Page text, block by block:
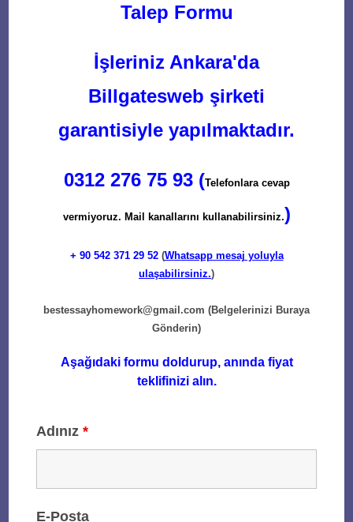
Talep Formu
İşleriniz Ankara'da
Billgatesweb şirketi
garantisiyle yapılmaktadır.
0312 276 75 93 (Telefonlara cevap
vermiyoruz. Mail kanallarını kullanabilirsiniz.)
+ 90 542 371 29 52(Whatsapp mesaj yoluyla
ulaşabilirsiniz.)
bestessayhomework@gmail.com (Belgelerinizi Buraya
Gönderin)
Aşağıdaki formu doldurup, anında fiyat
teklifinizi alın.
Adınız*
E-Posta